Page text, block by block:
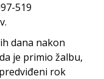
519
dana nakon
je primio žalbu,
rok